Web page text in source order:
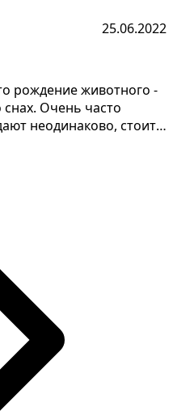
25.06.2022
Очень часто
неодинаково, стоит